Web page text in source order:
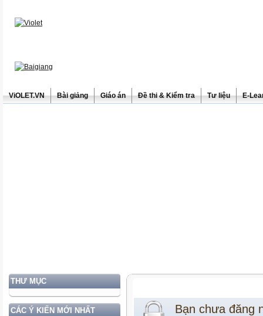
ViOLET.VN Bài giảng Giáo án Đề thi & Kiểm tra Tư liệu E-
THƯ MỤC
CÁC Ý KIẾN MỚI NHẤT Bạn chưa đăng